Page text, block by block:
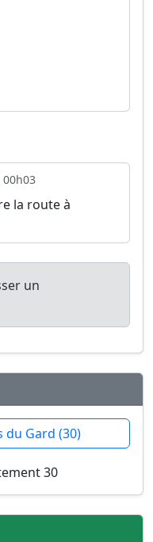
la route à
un
du Gard (30)